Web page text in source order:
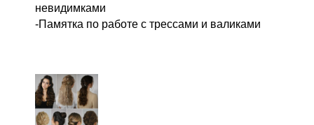
невидимками
-Памятка по работе с трессами и валиками